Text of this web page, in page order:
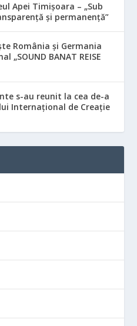
Apei Timișoara – „Sub
și permanență”
România și Germania
BANAT REISE
s-au reunit la cea de-a
Internațional de Creație